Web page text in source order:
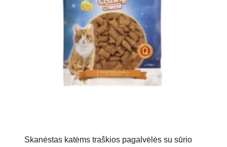
Skanėstas katėms traškios pagalvėlės su sūrio